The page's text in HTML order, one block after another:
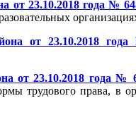
от 23.10.2018 года №
от 23.10.2018
от 23.10.2018 года №
трудового права, в